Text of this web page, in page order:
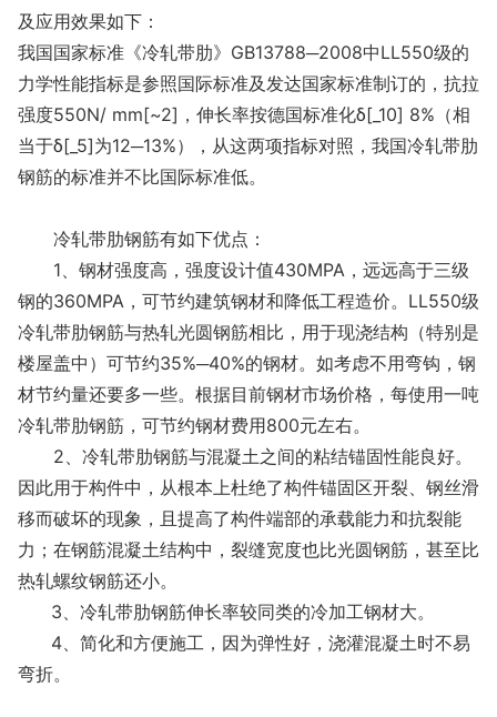
及应用效果如下：
我国国家标准《冷轧带肋》GB13788─2008中LL550级的
力学性能指标是参照国际标准及发达国家标准制订的，抗拉
强度550N/ mm[~2]，伸长率按德国标准化δ[_10] 8%（相
当于δ[_5]为12─13%），从这两项指标对照，我国冷轧带肋
钢筋的标准并不比国际标准低。
冷轧带肋钢筋有如下优点：
1、钢材强度高， 强度设计值430MPA，远远高于三级
钢的360MPA， 可节约建筑钢材和降低工程造价。LL550级
冷轧带肋钢筋与热轧光圆钢筋相比，用于现浇结构（特别是
楼屋盖中）可节约35%─40%的钢材。如考虑不用弯钩，钢
材节约量还要多一些。根据目前钢材市场价格，每使用一吨
冷轧带肋钢筋，可节约钢材费用800元左右。
2、冷轧带肋钢筋与混凝土之间的粘结锚固性能良好。
因此用于构件中，从根本上杜绝了构件锚固区开裂、钢丝滑
移而破坏的现象，且提高了构件端部的承载能力和抗裂能
力；在钢筋混凝土结构中，裂缝宽度也比光圆钢筋，甚至比
热轧螺纹钢筋还小。
3、冷轧带肋钢筋伸长率较同类的冷加工钢材大。
4、简化和方便施工，因为弹性好，浇灌混凝土时不易
弯折。